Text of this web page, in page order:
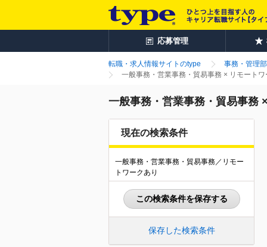
応募管理
転職・求人情報サイトのtype
事務・管理
一般事務・営業事務・貿易事務 × リモート
一般事務・営業事務・貿易事務
現在の検索条件
一般事務・営業事務・貿易事務／リモー
トワークあり
この検索条件を保存する
保存した検索条件